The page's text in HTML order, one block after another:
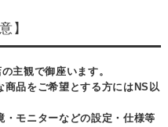
】
主観で御座います。
品をご希望とする方にはNS以
モニターなどの設定・仕様等